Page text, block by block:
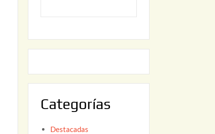
0
2
y
2
Categorías
Destacadas